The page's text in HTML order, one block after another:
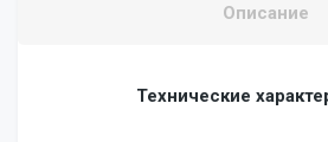
Описание
Технические